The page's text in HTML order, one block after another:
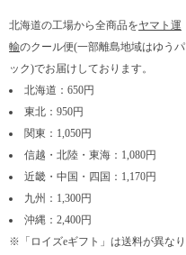
北海道の工場から全商品をヤマト運
輸のクール便(一部離島地域はゆうパ
ック)でお届けしております。
北海道：650円
東北：950円
関東：1,050円
信越・北陸・東海：1,080円
近畿・中国・四国：1,170円
九州：1,300円
沖縄：2,400円
※「ロイズeギフト」は送料が異なり